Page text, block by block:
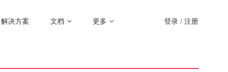
解决方案 文档 更多 登录 /注册